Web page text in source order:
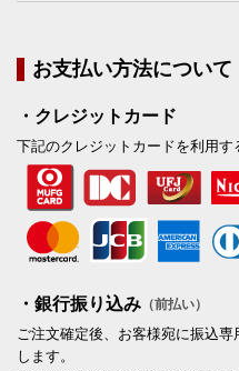
お支払い方法について
・クレジットカード
下記のクレジットカードを利用す
・銀行振り込み （前払い）
ご注文確定後、お客様宛に振込
します。